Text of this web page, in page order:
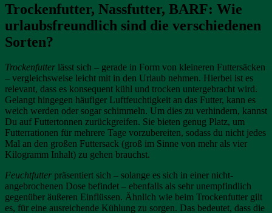
Trockenfutter, Nassfutter, BARF: Wie
urlaubsfreundlich sind die verschiedenen
Sorten?
Trockenfutter lässt sich – gerade in Form von kleineren Futtersäcken
– vergleichsweise leicht mit in den Urlaub nehmen. Hierbei ist es
relevant, dass es konsequent kühl und trocken untergebracht wird.
Gelangt hingegen häufiger Luftfeuchtigkeit an das Futter, kann es
weich werden oder sogar schimmeln. Um dies zu verhindern, kannst
Du auf Futtertonnen zurückgreifen. Sie bieten genug Platz, um
Futterrationen für mehrere Tage vorzubereiten, sodass du nicht jedes
Mal an den großen Futtersack (groß im Sinne von mehr als vier
Kilogramm Inhalt) zu gehen brauchst.
Feuchtfutter präsentiert sich – solange es sich in einer nicht-
angebrochenen Dose befindet – ebenfalls als sehr unempfindlich
gegenüber äußeren Einflüssen. Ähnlich wie beim Trockenfutter gilt
es, für eine ausreichende Kühlung zu sorgen. Das bedeutet, dass die